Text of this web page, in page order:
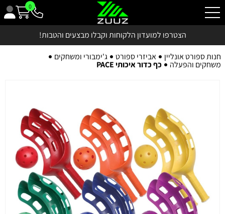
0
הצטרפו למועדון הלקוחות וקבלו מבצעים והטבות!
חנות ספורט אונליין אביזרי ספורט ג'ימבורי ומשחקים
משחקים והפעלה כף כדור איכותי PACE